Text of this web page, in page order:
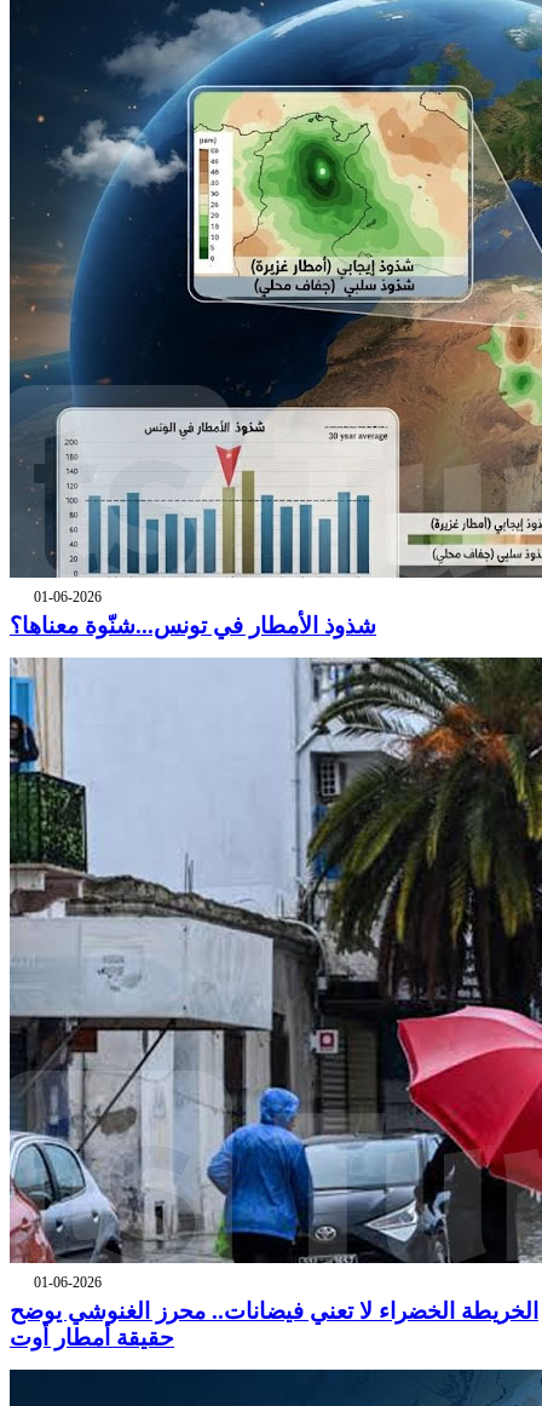
01-06-2026
شذوذ الأمطار في تونس...شنّوة معناها؟
01-06-2026
الخريطة الخضراء لا تعني فيضانات.. محرز الغنوشي يوضح
حقيقة أمطار أوت